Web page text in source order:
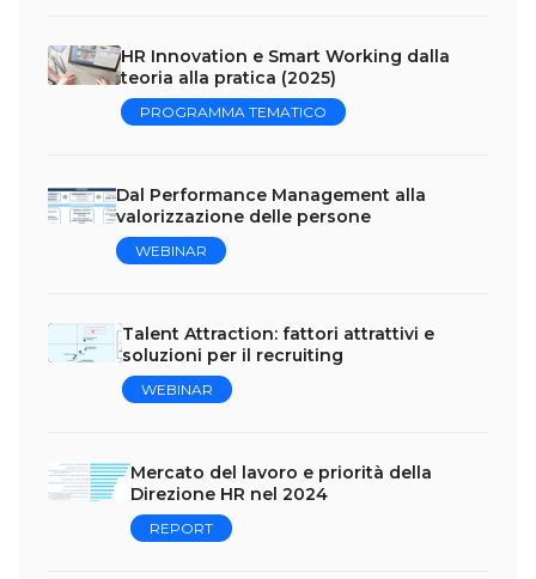
HR Innovation e Smart Working dalla
teoria alla pratica (2025)
PROGRAMMA TEMATICO
Dal Performance Management alla
valorizzazione delle persone
WEBINAR
Talent Attraction: fattori attrattivi e
soluzioni per il recruiting
WEBINAR
Mercato del lavoro e priorità della
Direzione HR nel 2024
REPORT